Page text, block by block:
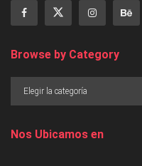
Browse by Category
Nos Ubicamos en